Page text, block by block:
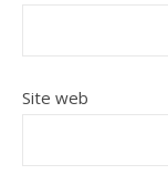
Site web